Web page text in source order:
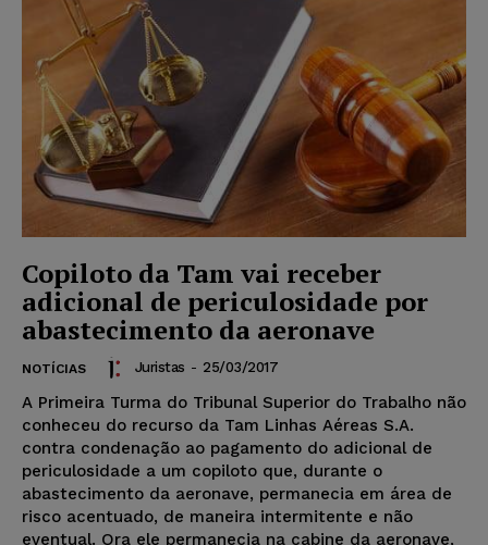
Copiloto da Tam vai receber
adicional de periculosidade por
abastecimento da aeronave
NOTÍCIAS Juristas - 25/03/2017
A Primeira Turma do Tribunal Superior do Trabalho não
conheceu do recurso da Tam Linhas Aéreas S.A.
contra condenação ao pagamento do adicional de
periculosidade a um copiloto que, durante o
abastecimento da aeronave, permanecia em área de
risco acentuado, de maneira intermitente e não
eventual. Ora ele permanecia na cabine da aeronave,